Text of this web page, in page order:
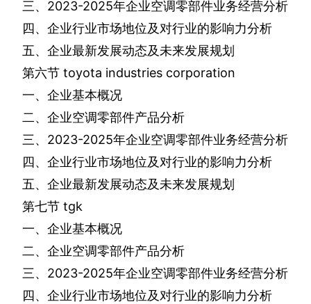
三、 2023-2025年企业空调零部件业务经营分析
四、企业行业市场地位及对行业的影响力分析
五、企业最新发展动态及未来发展规划
第六节 toyota industries corporation
一、企业基本概况
二、企业空调零部件产品分析
三、 2023-2025年企业空调零部件业务经营分析
四、企业行业市场地位及对行业的影响力分析
五、企业最新发展动态及未来发展规划
第七节 tgk
一、企业基本概况
二、企业空调零部件产品分析
三、 2023-2025年企业空调零部件业务经营分析
四、企业行业市场地位及对行业的影响力分析